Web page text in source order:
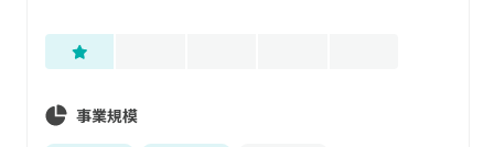
事業規模